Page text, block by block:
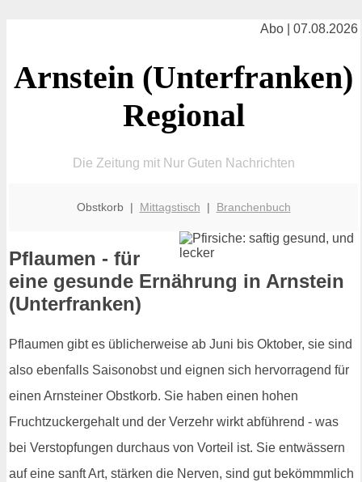
Abo | 07.08.2026
Arnstein (Unterfranken)
Regional
Die Zeitung mit Nur Guten Nachrichten
Obstkorb | Mittagstisch | Branchenbuch
Pflaumen - für
eine gesunde Ernährung in Arnstein
(Unterfranken)
Pflaumen gibt es üblicherweise ab Juni bis Oktober, sie sind
also ebenfalls Saisonobst und eignen sich hervorragend für
einen Arnsteiner Obstkorb. Sie haben einen hohen
Fruchtzuckergehalt und der Verzehr wirkt abführend - was
bei Verstopfungen durchaus von Vorteil ist. Sie entwässern
auf eine sanft Art, stärken die Nerven, sind gut bekömmmlich